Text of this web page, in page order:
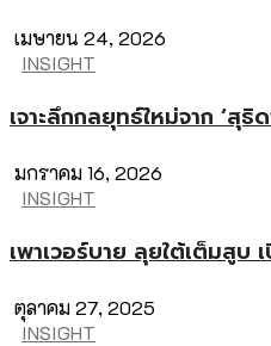
เมษายน 24, 2026
INSIGHT
เจาะลึกกลยุทธ์ใหม่จาก ‘สุ
มกราคม 16, 2026
INSIGHT
เพาเวอร์บาย ลุยใต้เต็มสูบ
ตุลาคม 27, 2025
INSIGHT